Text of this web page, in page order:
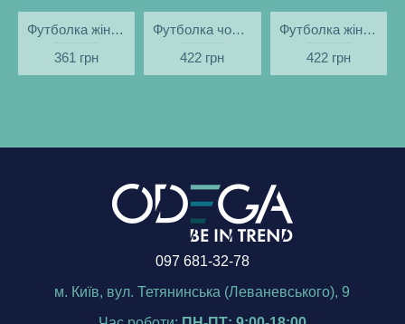
Футболка жіноча Ukraine Поле біла - DTF11502
361 грн
Футболка чоловіча Ukraine Вечір чорна - DTF11500
422 грн
Футболка жіноча Київ вечірній чорна - DTF11502
422 грн
097 681-32-78
м. Київ, вул. Тетянинська (Леваневського), 9